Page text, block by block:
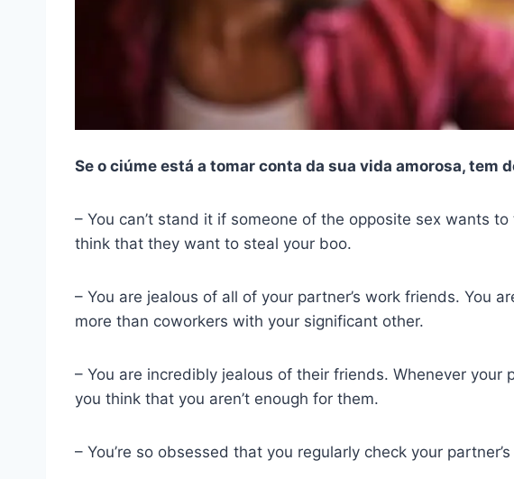
Se o ciúme está a tomar conta da sua vida amorosa, tem
– You can’t stand it if someone of the opposite sex wants
think that they want to steal your boo.
– You are jealous of all of your partner’s work friends. You
more than coworkers with your significant other.
– You are incredibly jealous of their friends. Whenever
you think that you aren’t enough for them.
– You’re so obsessed that you regularly check your